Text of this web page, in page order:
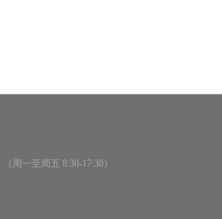
一至周五 8:30-17:30）